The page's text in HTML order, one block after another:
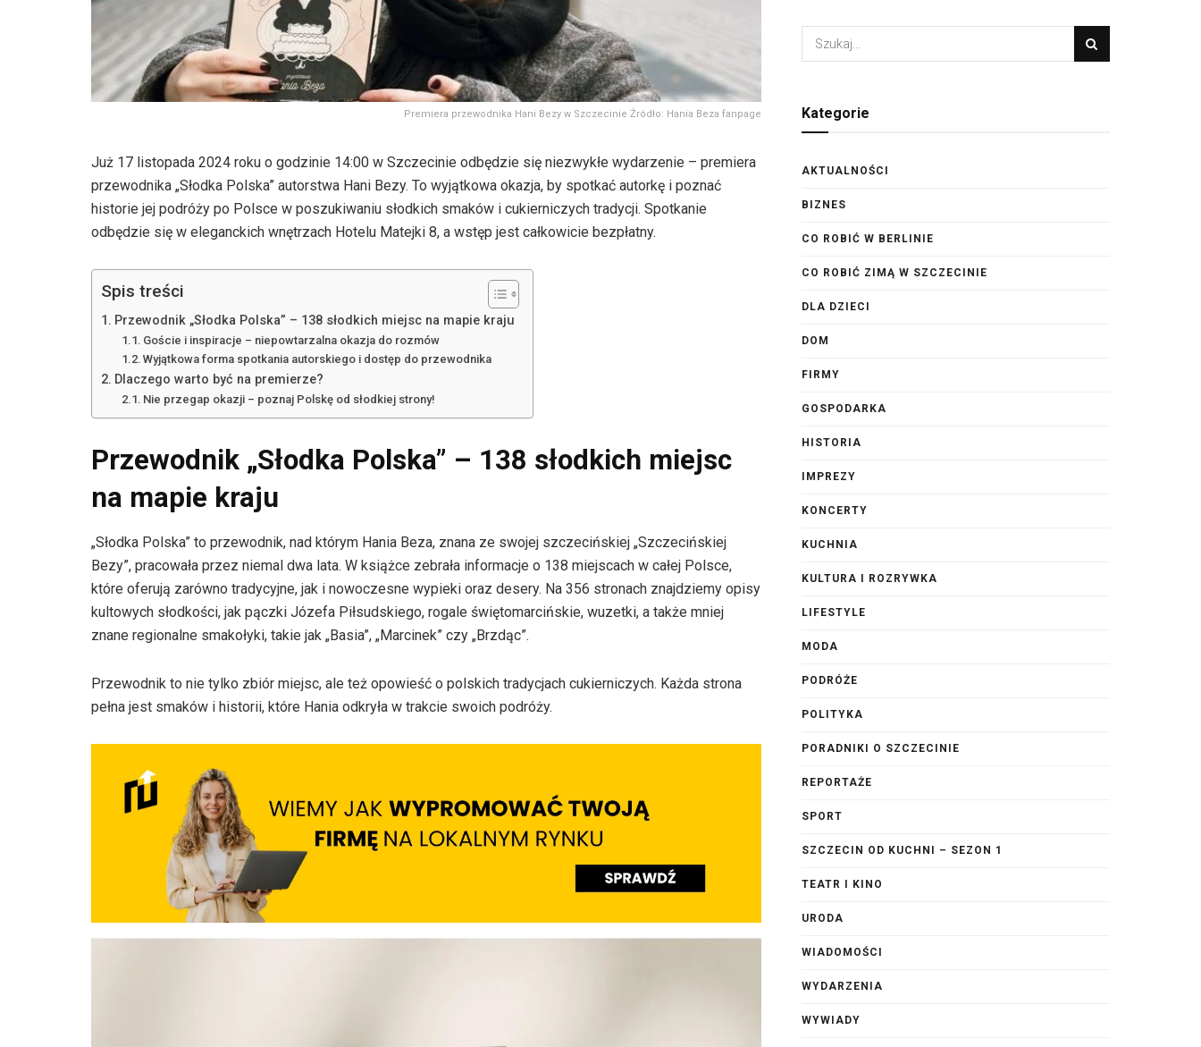
Premiera przewodnika Hani Bezy w Szczecinie Źródło: Hania Beza fanpage
Już 17 listopada 2024 roku o godzinie 14:00 w Szczecinie odbędzie się niezwykłe wydarzenie – premiera
przewodnika „Słodka Polska” autorstwa Hani Bezy. To wyjątkowa okazja, by spotkać autorkę i poznać
historie jej podróży po Polsce w poszukiwaniu słodkich smaków i cukierniczych tradycji. Spotkanie
odbędzie się w eleganckich wnętrzach Hotelu Matejki 8, a wstęp jest całkowicie bezpłatny.
Spis treści
Przewodnik „Słodka Polska” – 138 słodkich miejsc na mapie kraju
Goście i inspiracje – niepowtarzalna okazja do rozmów
Wyjątkowa forma spotkania autorskiego i dostęp do przewodnika
Dlaczego warto być na premierze?
Nie przegap okazji – poznaj Polskę od słodkiej strony!
Przewodnik „Słodka Polska” – 138 słodkich miejsc
na mapie kraju
„Słodka Polska” to przewodnik, nad którym Hania Beza, znana ze swojej szczecińskiej „Szczecińskiej
Bezy”, pracowała przez niemal dwa lata. W książce zebrała informacje o 138 miejscach w całej Polsce,
które oferują zarówno tradycyjne, jak i nowoczesne wypieki oraz desery. Na 356 stronach znajdziemy opisy
kultowych słodkości, jak pączki Józefa Piłsudskiego, rogale świętomarcińskie, wuzetki, a także mniej
znane regionalne smakołyki, takie jak „Basia”, „Marcinek” czy „Brzdąc”.
Przewodnik to nie tylko zbiór miejsc, ale też opowieść o polskich tradycjach cukierniczych. Każda strona
pełna jest smaków i historii, które Hania odkryła w trakcie swoich podróży.
Kategorie
AKTUALNOŚCI
BIZNES
CO ROBIĆ W BERLINIE
CO ROBIĆ ZIMĄ W SZCZECINIE
DLA DZIECI
DOM
FIRMY
GOSPODARKA
HISTORIA
IMPREZY
KONCERTY
KUCHNIA
KULTURA I ROZRYWKA
LIFESTYLE
MODA
PODRÓŻE
POLITYKA
PORADNIKI O SZCZECINIE
REPORTAŻE
SPORT
SZCZECIN OD KUCHNI – SEZON 1
TEATR I KINO
URODA
WIADOMOŚCI
WYDARZENIA
WYWIADY